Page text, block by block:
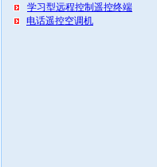
学习型远程控制遥控终端
电话遥控空调机